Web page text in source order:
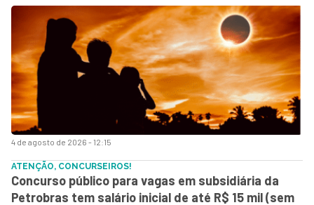
4 de agosto de 2026 - 12:15
ATENÇÃO, CONCURSEIROS!
Concurso público para vagas em subsidiária da
Petrobras tem salário inicial de até R$ 15 mil (sem